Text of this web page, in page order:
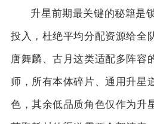
升星前期最关键的秘籍是
投入，杜绝平均分配资源给全
唐舞麟、古月这类适配多阵容
师，所有本体碎片、通用升星
色，其余低品质角色仅作为升